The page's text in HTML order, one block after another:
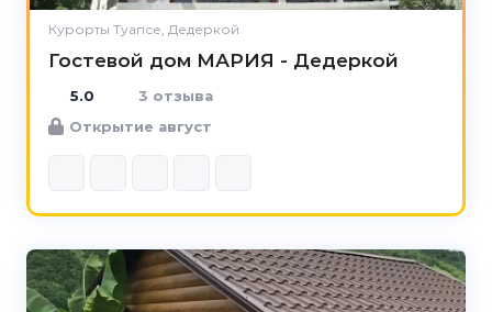
Курорты Туапсе, Дедеркой
Гостевой дом МАРИЯ - Дедеркой
5.0
3 отзыва
Открытие август